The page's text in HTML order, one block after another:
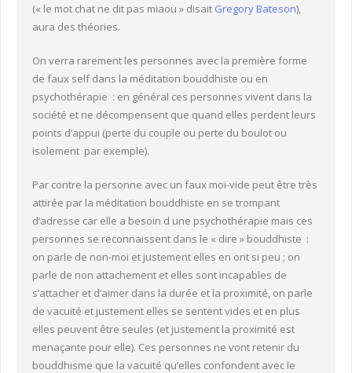
(« le mot chat ne dit pas miaou » disait Gregory Bateson),
aura des théories.
On verra rarement les personnes avec la première forme
de faux self dans la méditation bouddhiste ou en
psychothérapie : en général ces personnes vivent dans la
société et ne décompensent que quand elles perdent leurs
points d’appui (perte du couple ou perte du boulot ou
isolement par exemple).
Par contre la personne avec un faux moi-vide peut être très
attirée par la méditation bouddhiste en se trompant
d’adresse car elle a besoin d une psychothérapie mais ces
personnes se reconnaissent dans le « dire » bouddhiste :
on parle de non-moi et justement elles en ont si peu ; on
parle de non attachement et elles sont incapables de
s’attacher et d’aimer dans la durée et la proximité, on parle
de vacuité et justement elles se sentent vides et en plus
elles peuvent être seules (et justement la proximité est
menaçante pour elle). Ces personnes ne vont retenir du
bouddhisme que la vacuité qu’elles confondent avec le